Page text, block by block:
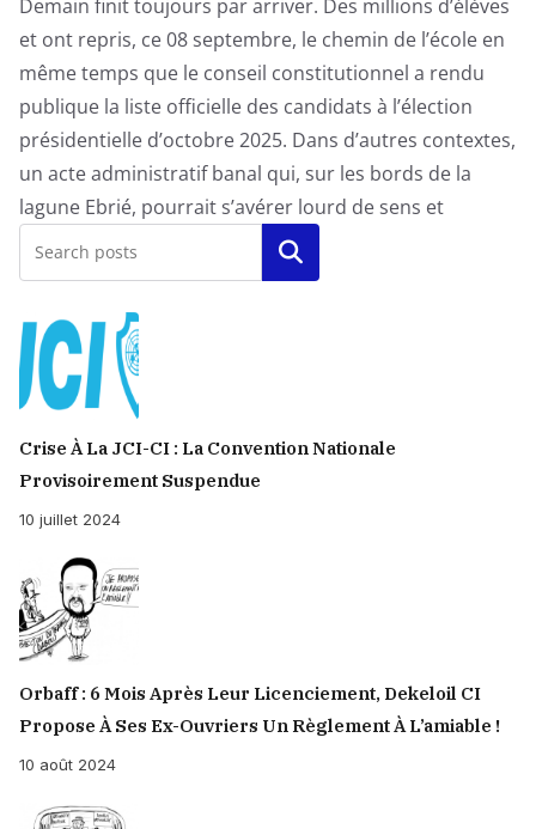
Demain finit toujours par arriver. Des millions d’élèves
et ont repris, ce 08 septembre, le chemin de l’école en
même temps que le conseil constitutionnel a rendu
publique la liste officielle des candidats à l’élection
présidentielle d’octobre 2025. Dans d’autres contextes,
un acte administratif banal qui, sur les bords de la
lagune Ebrié, pourrait s’avérer lourd de sens et
Rechercher
Crise À La JCI-CI : La Convention Nationale
Provisoirement Suspendue
10 juillet 2024
Orbaff : 6 Mois Après Leur Licenciement, Dekeloil CI
Propose À Ses Ex-Ouvriers Un Règlement À L’amiable !
10 août 2024